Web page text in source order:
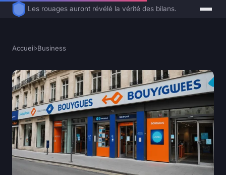
Les rouages auront révélé la vérité des bilans.
Accueil›Business